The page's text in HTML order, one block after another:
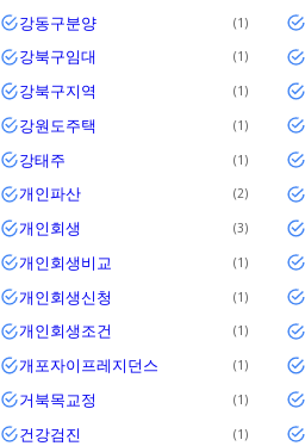
강동구분양 1
강북구임대 1
강북구지역 1
강원도주택 1
강태주 1
개인파산 2
개인회생 3
개인회생비교 1
개인회생신청 1
개인회생조건 1
개포자이프레지던스 1
거북목교정 1
건강검진 1